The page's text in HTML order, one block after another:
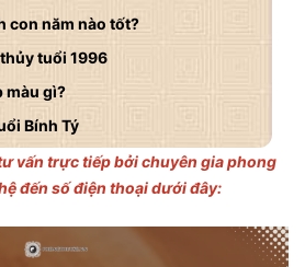
con năm nào tốt?
tuổi 1996
màu gì?
Bính Tý
vấn trực tiếp bởi chuyên gia phong
đến số điện thoại dưới đây: